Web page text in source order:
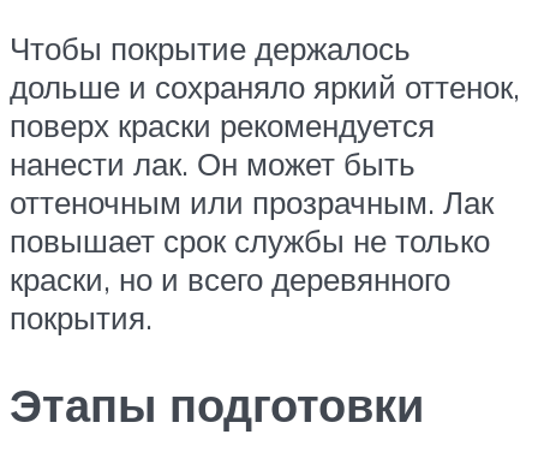
Чтобы покрытие держалось
дольше и сохраняло яркий оттенок,
поверх краски рекомендуется
нанести лак. Он может быть
оттеночным или прозрачным. Лак
повышает срок службы не только
краски, но и всего деревянного
покрытия.
Этапы подготовки